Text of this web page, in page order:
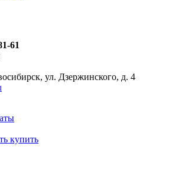
61
ул. Дзержинского, д. 4
купить